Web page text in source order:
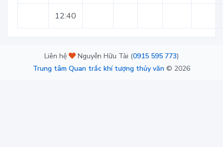
12:40
Liên hệ Nguyễn Hữu Tài (0915 595 773)
Trung tâm Quan trắc khí tượng thủy văn © 2026